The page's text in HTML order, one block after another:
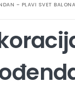
– PLAVI SVET